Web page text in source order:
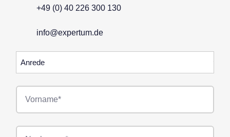
+49 (0) 40 226 300 130
info@expertum.de
Vorname*
Nachname*